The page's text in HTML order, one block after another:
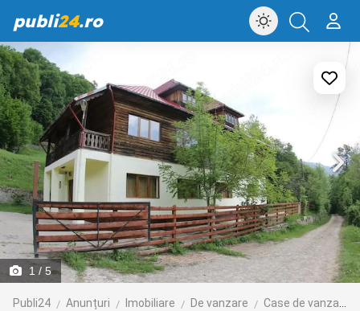
publi24.ro
1 / 5
Publi24 Anunțuri Imobiliare De vanzare Case de vanzare